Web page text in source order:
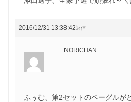
2016/12/31 13:38:42返信
NORICHAN
ふぅむ、第2セットのベーグルが